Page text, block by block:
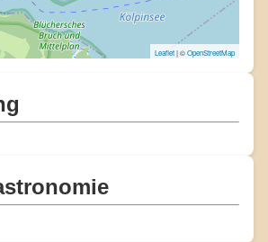
Leaflet| ©OpenStreetMap